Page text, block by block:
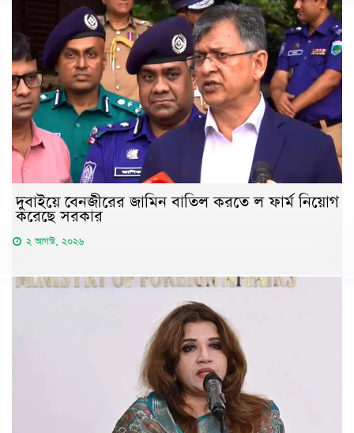
দুবাইয়ে বেনজীরের জামিন বাতিল করতে ল ফার্ম নিয়োগ
করেছে সরকার
২ আগস্ট, ২০২৬